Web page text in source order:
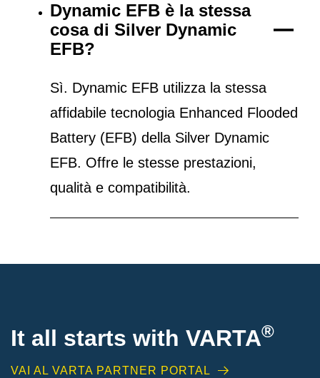
Dynamic EFB è la stessa
cosa di Silver Dynamic
EFB?
Sì. Dynamic EFB utilizza la stessa
affidabile tecnologia Enhanced Flooded
Battery (EFB) della Silver Dynamic
EFB. Offre le stesse prestazioni,
qualità e compatibilità.
It all starts with VARTA®
VAI AL VARTA PARTNER PORTAL